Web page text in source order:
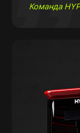
Команда